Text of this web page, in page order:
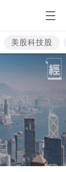
美股科技股